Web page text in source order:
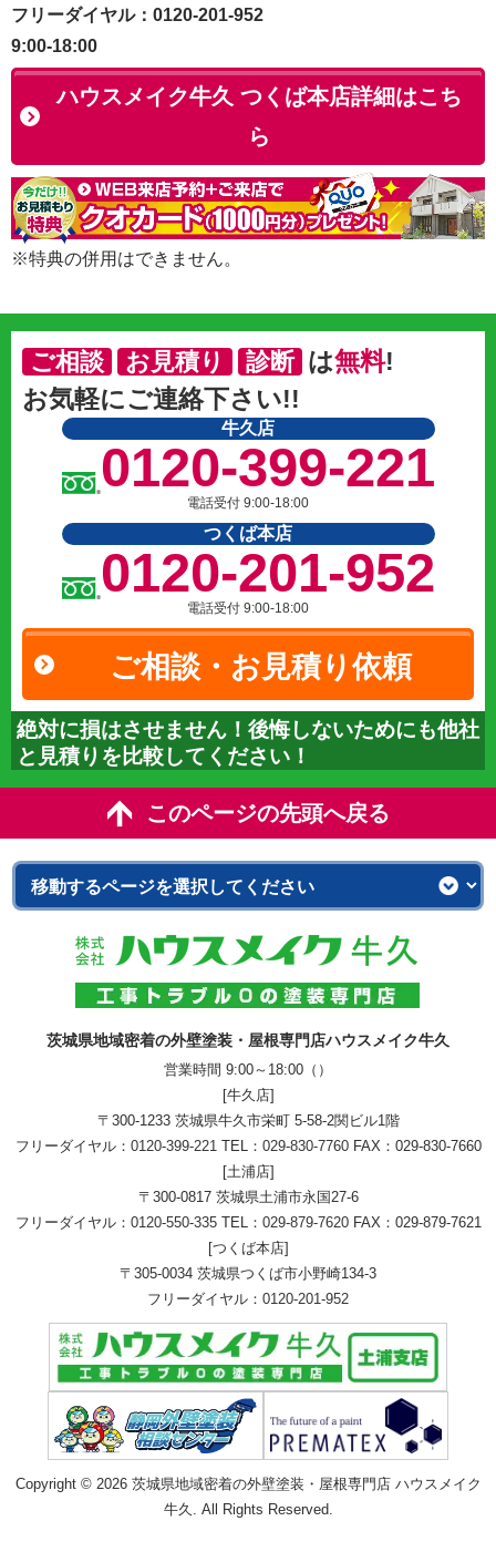
フリーダイヤル：0120-201-952
9:00-18:00
ハウスメイク牛久 つくば本店詳細はこち
ら
※特典の併用はできません。
ご相談 お見積り 診断 は無料!
お気軽にご連絡下さい!!
牛久店
0120-399-221
電話受付 9:00-18:00
つくば本店
0120-201-952
電話受付 9:00-18:00
ご相談・お見積り依頼
絶対に損はさせません！後悔しないためにも他社
と見積りを比較してください！
このページの先頭へ戻る
茨城県地域密着の外壁塗装・屋根専門店ハウスメイク牛久
営業時間 9:00～18:00（）
[牛久店]
〒300-1233 茨城県牛久市栄町 5-58-2関ビル1階
フリーダイヤル： 0120-399-221TEL： 029-830-7760FAX：029-830-7660
[土浦店]
〒300-0817 茨城県土浦市永国27-6
フリーダイヤル： 0120-550-335TEL： 029-879-7620FAX：029-879-7621
[つくば本店]
〒305-0034 茨城県つくば市小野崎134-3
フリーダイヤル： 0120-201-952
Copyright © 2026 茨城県地域密着の外壁塗装・屋根専門店 ハウスメイク
牛久. All Rights Reserved.